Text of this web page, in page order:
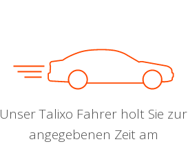
Unser Talixo Fahrer holt Sie zur
angegebenen Zeit am